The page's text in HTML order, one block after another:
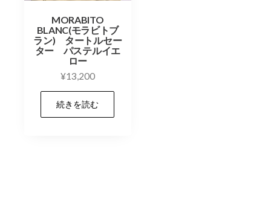
MORABITO
BLANC(モラビトブ
ラン) タートルセー
ター パステルイエ
ロー
¥13,200
続きを読む